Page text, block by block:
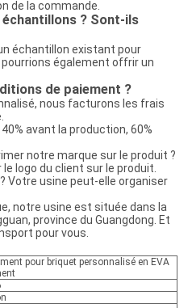
de la commande.
échantillons ? Sont-ils
échantillon existant pour
également offrir un
de paiement ?
nous facturons les frais
avant la production, 60%
notre marque sur le produit ?
logo du client sur le produit.
Votre usine peut-elle organiser
notre usine est située dans la
province du Guangdong. Et
pour vous.
pour briquet personnalisé en EVA